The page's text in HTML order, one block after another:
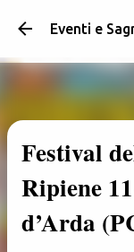
Festival
Ripiene
d’Arda